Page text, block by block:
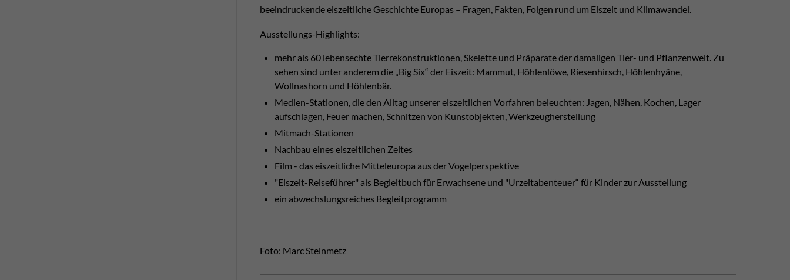
beeindruckende eiszeitliche Geschichte Europas – Fragen, Fakten, Folgen rund um Eiszeit und Klimawandel.
Ausstellungs-Highlights:
mehr als 60 lebensechte Tierrekonstruktionen, Skelette und Präparate der damaligen Tier- und Pflanzenwelt. Zu
sehen sind unter anderem die „Big Six“ der Eiszeit: Mammut, Höhlenlöwe, Riesenhirsch, Höhlenhyäne,
Wollnashorn und Höhlenbär.
Medien-Stationen, die den Alltag unserer eiszeitlichen Vorfahren beleuchten: Jagen, Nähen, Kochen, Lager
aufschlagen, Feuer machen, Schnitzen von Kunstobjekten, Werkzeugherstellung
Mitmach-Stationen
Nachbau eines eiszeitlichen Zeltes
Film - das eiszeitliche Mitteleuropa aus der Vogelperspektive
"Eiszeit-Reiseführer" als Begleitbuch für Erwachsene und "Urzeitabenteuer“ für Kinder zur Ausstellung
ein abwechslungsreiches Begleitprogramm
Foto: Marc Steinmetz